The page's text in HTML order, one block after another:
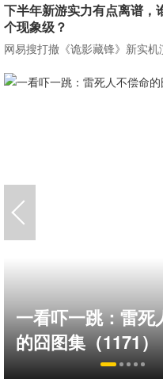
下半年新游实力有点离谱，
个现象级？
网易搜打撤《诡影藏锋》新实机
绅士日报：国游泳
拉爆了！大雷熟女
play